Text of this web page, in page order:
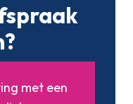
met een